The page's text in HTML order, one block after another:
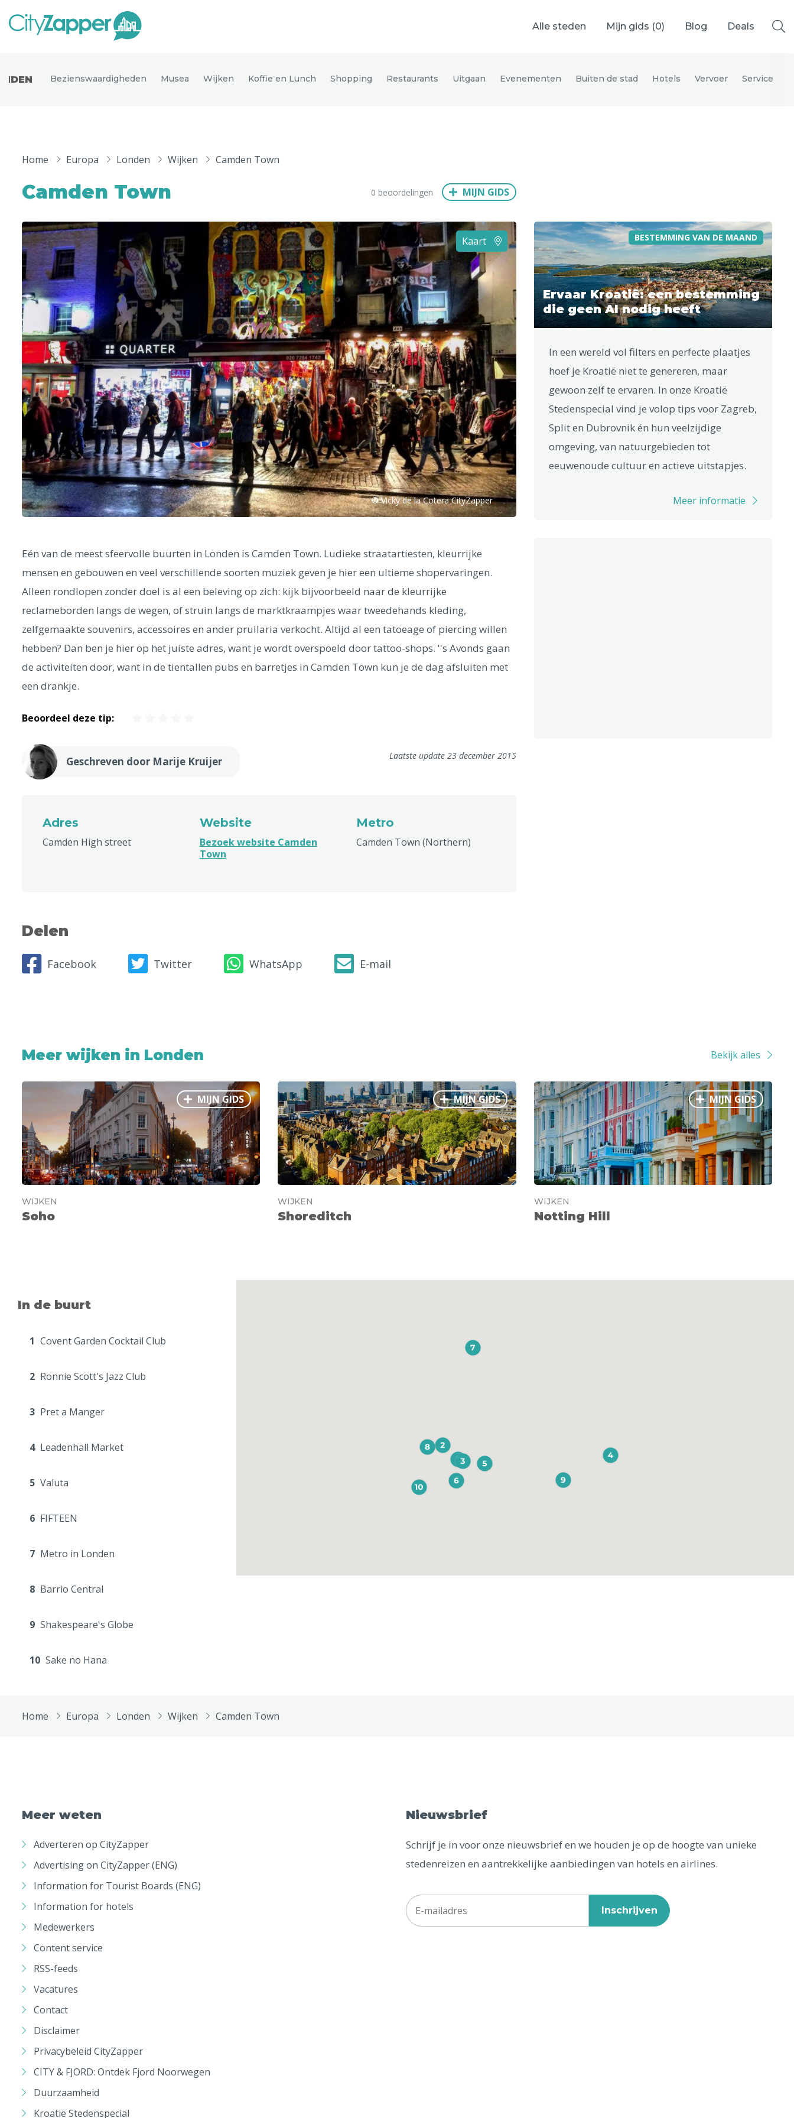
Alle steden Mijn gids (0) Blog Deals
Nederland
Europa
Andere wereldsteden
Uitgelichte bestemmingen
München Wenen Budapest Bangkok
Bezienswaardigheden Musea Wijken Koffie en Lunch Shopping Restaurants Uitgaan Evenementen Buiten de stad Hotels Vervoer Service
Home Europa Londen Wijken Camden Town
Camden Town 0 beoordelingen MIJN GIDS
Kaart
© Vicky de la Cotera CityZapper
Eén van de meest sfeervolle buurten in Londen is Camden Town. Ludieke straatartiesten, kleurrijke
mensen en gebouwen en veel verschillende soorten muziek geven je hier een ultieme shopervaringen.
Alleen rondlopen zonder doel is al een beleving op zich: kijk bijvoorbeeld naar de kleurrijke
reclameborden langs de wegen, of struin langs de marktkraampjes waar tweedehands kleding,
zelfgemaakte souvenirs, accessoires en ander prullaria verkocht. Altijd al een tatoeage of piercing willen
hebben? Dan ben je hier op het juiste adres, want je wordt overspoeld door tattoo-shops. ''s Avonds gaan
de activiteiten door, want in de tientallen pubs en barretjes in Camden Town kun je de dag afsluiten met
een drankje.
Beoordeel deze tip:
Geschreven door Marije Kruijer Laatste update 23 december 2015
Adres
Camden High street
Website
Bezoek website Camden
Town
Metro
Camden Town (Northern)
Delen
Facebook Twitter WhatsApp E-mail
BESTEMMING VAN DE MAAND
Ervaar Kroatië: een bestemming
die geen AI nodig heeft
In een wereld vol filters en perfecte plaatjes
hoef je Kroatië niet te genereren, maar
gewoon zelf te ervaren. In onze Kroatië
Stedenspecial vind je volop tips voor Zagreb,
Split en Dubrovnik én hun veelzijdige
omgeving, van natuurgebieden tot
eeuwenoude cultuur en actieve uitstapjes.
Meer informatie
Meer wijken in Londen Bekijk alles
MIJN GIDS
WIJKEN
Soho
MIJN GIDS
WIJKEN
Shoreditch
MIJN GIDS
WIJKEN
Notting Hill
In de buurt
1 Covent Garden Cocktail Club
2 Ronnie Scott's Jazz Club
3 Pret a Manger
4 Leadenhall Market
5 Valuta
6 FIFTEEN
7 Metro in Londen
8 Barrio Central
9 Shakespeare's Globe
10 Sake no Hana
Home Europa Londen Wijken Camden Town
Meer weten
Adverteren op CityZapper
Advertising on CityZapper (ENG)
Information for Tourist Boards (ENG)
Information for hotels
Medewerkers
Content service
RSS-feeds
Vacatures
Contact
Disclaimer
Privacybeleid CityZapper
CITY & FJORD: Ontdek Fjord Noorwegen
Duurzaamheid
Kroatië Stedenspecial
Nieuwsbrief
Schrijf je in voor onze nieuwsbrief en we houden je op de hoogte van unieke
stedenreizen en aantrekkelijke aanbiedingen van hotels en airlines.
Inschrijven